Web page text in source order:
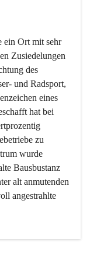
ein Ort mit sehr
Zusiedelungen
des
und Radsport,
eines
hat bei
zu
wurde
Bausbustanz
alt anmutenden
angestrahlte
aber integrativer